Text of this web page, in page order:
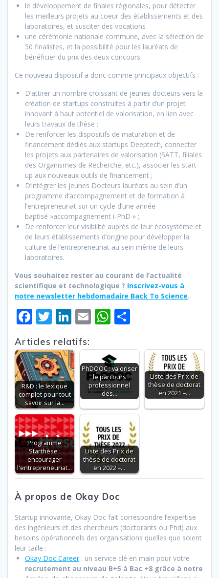
le développement de finales régionales, pour détecter
les meilleurs projets au coeur des établissements et des
laboratoires, et susciter des vocations
une cérémonie nationale commune, avec la sélection de
50 finalistes, et la possibilité pour les lauréats de
bénéficier du prix des deux concours.
Ce nouveau dispositif a donc comme principaux objectifs :
D’attirer un nombre croissant de jeunes docteurs vers la
création de startups construites à partir d’un projet
innovant à haut potentiel de valorisation, en lien avec
leurs travaux de thèse ;
De renforcer les dispositifs de maturation et de
financement dédiés aux startups Deeptech, connecter
les projets aux partenaires de valorisation (SATT, filiales
des Organismes de Recherche, etc.), associer les start-
up aux nouveaux outils de financement ;
D’intégrer les jeunes Docteurs lauréats au sein d’un
programme d’accompagnement et de formation à
l’entrepreneuriat sur un cycle d’une année
baptisé »accompagnement i-PhD » ;
De renforcer leur visibilité auprès de leur écosystème et
de leurs établissements d’origine pour développer la
culture de l’entrepreneuriat au sein même de leurs
laboratoires.
Vous souhaitez rester au courant de l’actualité
scientifique et technologique ? Inscrivez-vous à
notre newsletter hebdomadaire Back To Science.
F
e
b
o
o
k
T
itt
er
Li
k
e
dI
n
E
ai
l
W
at
s
A
p
p
ta
g
er
Articles relatifs:
R&D : le lexique
complet pour tout
savoir sur la…
PhDOOC : valoriser
le parcours
professionnel
des…
Liste des Prix de
thèse de doctorat
en 2021 –…
Programme
Starthèse :
encourager
l'entrepreneuriat…
Liste des Prix de
thèse de doctorat
en 2022 –…
À propos de Okay Doc
Startup innovante, Okay Doc fait correspondre l’expertise
des ingénieurs et des chercheurs (doctorants ou Phd) aux
besoins opérationnels des organisations quelles que soient
leur taille :
Okay Doc Career: un service clé en main pour votre
recrutement au niveau B+5 à Bac +8 grâce à notre